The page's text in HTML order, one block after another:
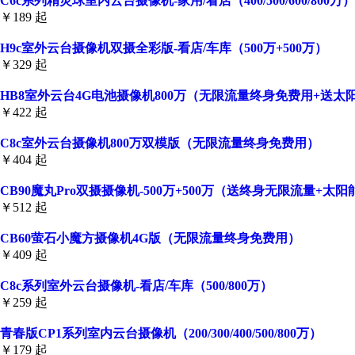
￥189 起
H9c室外云台摄像机双摄全彩版-看店/车库（500万+500万）
￥329 起
HB8室外云台4G电池摄像机800万（无限流量终身免费用+送太
￥422 起
C8c室外云台摄像机800万双模版（无限流量终身免费用）
￥404 起
CB90魔丸Pro双摄摄像机-500万+500万（送终身无限流量+太阳
￥512 起
CB60萤石小魔方摄像机4G版（无限流量终身免费用）
￥409 起
C8c系列室外云台摄像机-看店/车库（500/800万）
￥259 起
青春版CP1系列室内云台摄像机（200/300/400/500/800万）
￥179 起